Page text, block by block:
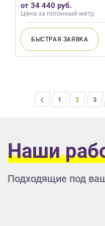
от 34 440 руб.
Цена за погонный метр
БЫСТРАЯ ЗАЯВКА
1 2 3
Наши
Подходящие под